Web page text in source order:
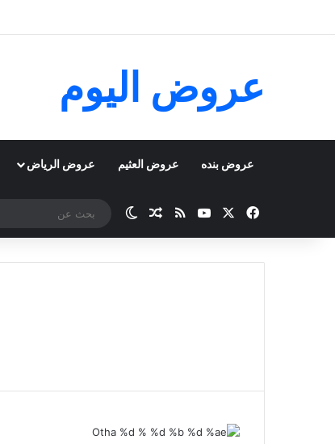
عروض اليوم
عروض بنده عروض العثيم عروض الرياض
فيسبوك ‫YouTubeملخص الموقع RSS
مقال عشوائي
الوضع المظلم